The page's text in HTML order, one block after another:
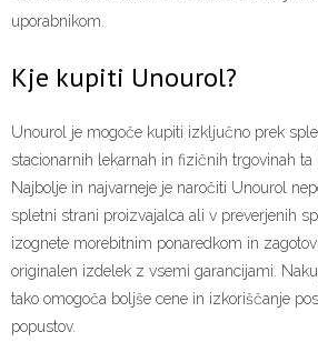
uporabnikom.
Kje kupiti Unourol?
Unourol je mogoče kupiti izključno prek
stacionarnih lekarnah in fizičnih trgovinah ta
Najbolje in najvarneje je naročiti Unourol
spletni strani proizvajalca ali v preverjenih
izognete morebitnim ponaredkom in
originalen izdelek z vsemi garancijami.
tako omogoča boljše cene in izkoriščanje
popustov.